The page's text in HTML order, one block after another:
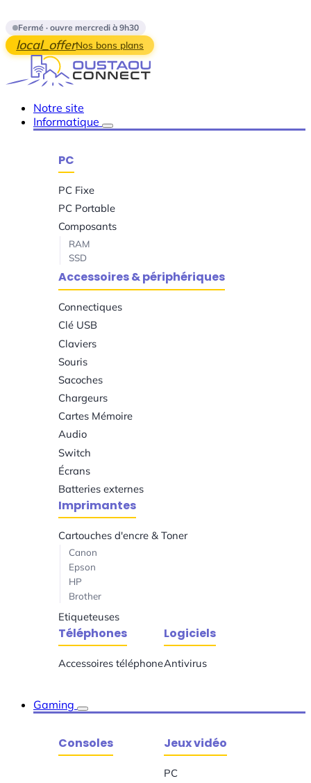
Fermé · ouvre mercredi à 9h30
local_offerNos bons plans
Notre site
Informatique
PC
PC Fixe
PC Portable
Composants
RAM
SSD
Accessoires & périphériques
Connectiques
Clé USB
Claviers
Souris
Sacoches
Chargeurs
Cartes Mémoire
Audio
Switch
Écrans
Batteries externes
Imprimantes
Cartouches d'encre & Toner
Canon
Epson
HP
Brother
Etiqueteuses
Téléphones
Accessoires téléphone
Logiciels
Antivirus
Gaming
Consoles Jeux vidéo
PC